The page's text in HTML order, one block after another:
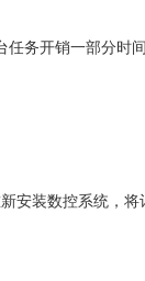
任务开销一部分时
安装数控系统，将